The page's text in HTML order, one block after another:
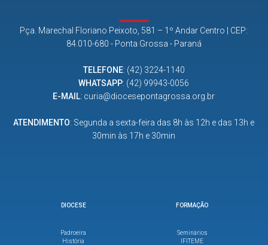
Pça. Marechal Floriano Peixoto, 581 – 1º Andar Centro | CEP:
84.010-680 - Ponta Grossa - Paraná
TELEFONE: (42) 3224-1140
WHATSAPP: (42) 99943-0056
E-MAIL: curia@diocesepontagrossa.org.br
ATENDIMENTO: Segunda a sexta-feira das 8h às 12h e das 13h e
30min às 17h e 30min
DIOCESE
Padroeira
História
FORMAÇÃO
Seminários
IFITEME